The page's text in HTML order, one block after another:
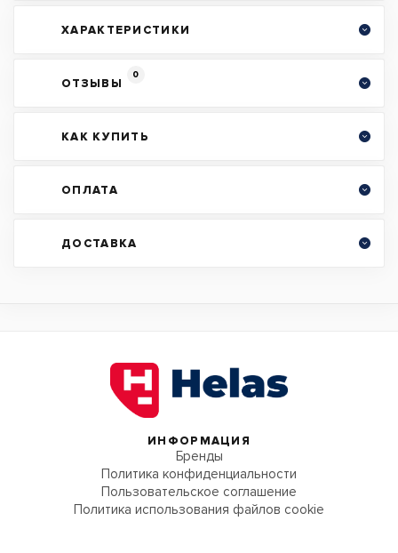
ХАРАКТЕРИСТИКИ
ОТЗЫВЫ
0
КАК КУПИТЬ
ОПЛАТА
ДОСТАВКА
ИНФОРМАЦИЯ
Бренды
Политика конфиденциальности
Пользовательское соглашение
Политика использования файлов cookie